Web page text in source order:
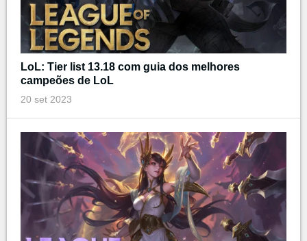
LoL: Tier list 13.18 com guia dos melhores
campeões de LoL
20 set 2023